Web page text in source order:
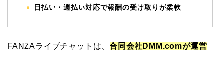
日払い・週払い対応で報酬の受け取りが柔軟
FANZAライブチャットは、合同会社DMM.comが運営